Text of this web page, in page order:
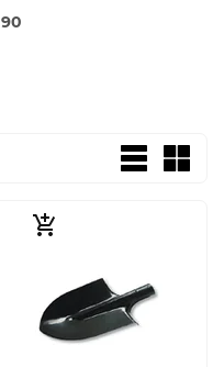
90